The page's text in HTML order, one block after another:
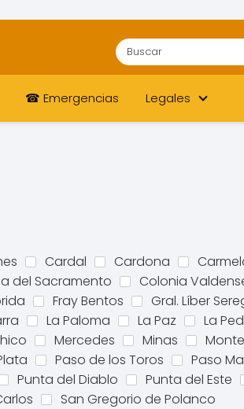
☎ Emergencias Legales
Cardal Cardona
del Sacramento
Colonia
Fray Bentos
Gral. Líber
La Paloma La Paz
La
Mercedes Minas
Paso de los Toros
Paso
Punta del Diablo Punta del Este
San Gregorio de Polanco